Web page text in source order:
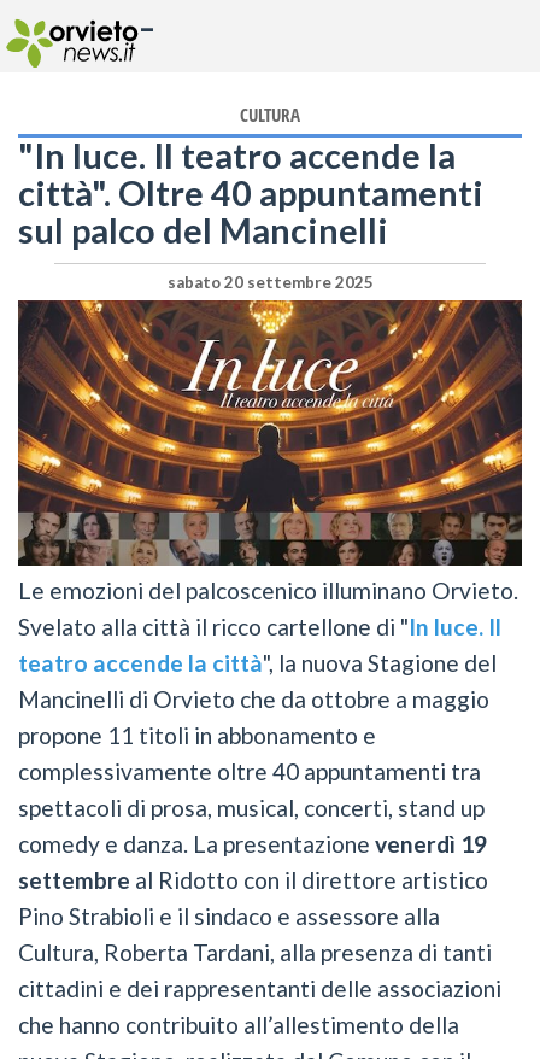
-
CULTURA
"In luce. Il teatro accende la
città". Oltre 40 appuntamenti
sul palco del Mancinelli
sabato 20 settembre 2025
Le emozioni del palcoscenico illuminano Orvieto.
Svelato alla città il ricco cartellone di "In luce. Il
teatro accende la città", la nuova Stagione del
Mancinelli di Orvieto che da ottobre a maggio
propone 11 titoli in abbonamento e
complessivamente oltre 40 appuntamenti tra
spettacoli di prosa, musical, concerti, stand up
comedy e danza. La presentazione venerdì 19
settembre al Ridotto con il direttore artistico
Pino Strabioli e il sindaco e assessore alla
Cultura, Roberta Tardani, alla presenza di tanti
cittadini e dei rappresentanti delle associazioni
che hanno contribuito all’allestimento della